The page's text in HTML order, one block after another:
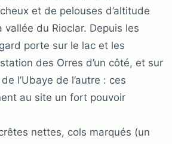
et de pelouses d’altitude
vallée du Rioclar. Depuis les
porte sur le lac et les
des Orres d’un côté, et sur
l’Ubaye de l’autre : ces
au site un fort pouvoir
nettes, cols marqués (un